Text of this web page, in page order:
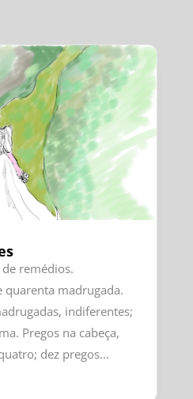
remédios.
quarenta madrugada.
indiferentes;
Pregos na cabeça,
dez pregos...